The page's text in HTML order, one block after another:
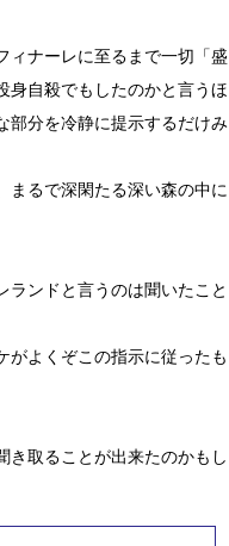
ィナーレに至るまで一切「盛
身自殺でもしたのかと言うほ
部分を冷静に提示するだけみ
まるで深閑たる深い森の中に
ランドと言うのは聞いたこと
がよくぞこの指示に従ったも
き取ることが出来たのかもし